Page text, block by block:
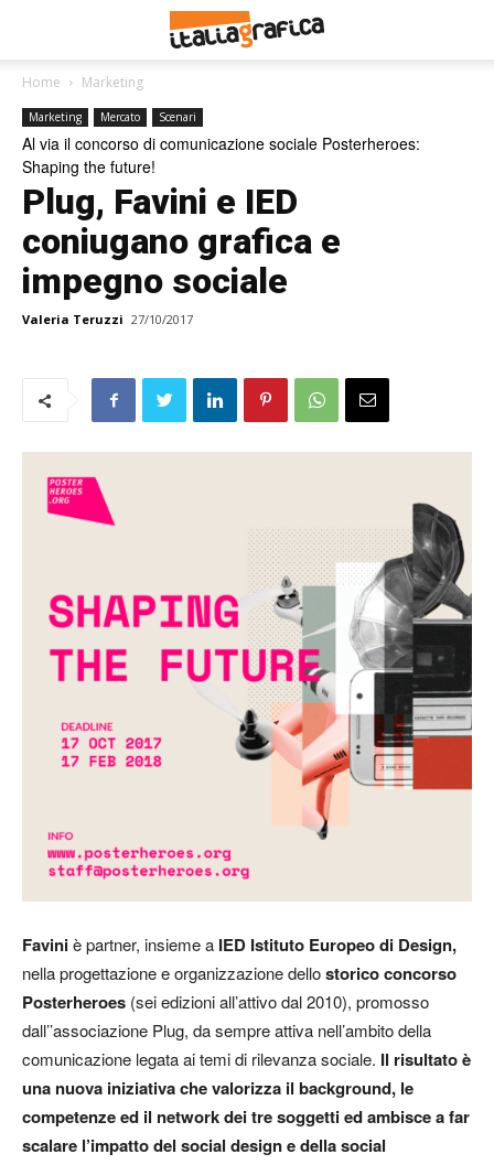
Home Marketing
Marketing Mercato Scenari
Al via il concorso di comunicazione sociale Posterheroes:
Shaping the future!
Plug, Favini e IED
coniugano grafica e
impegno sociale
Valeria Teruzzi 27/10/2017
Faviniè partner, insieme a IED Istituto Europeo di Design,
nella progettazione e organizzazione dellostorico concorso
Posterheroes (sei edizioni all’attivo dal 2010), promosso
dall’’associazione Plug, da sempre attiva nell’ambito della
comunicazione legata ai temi di rilevanza sociale. Il risultato è
una nuova iniziativa che valorizza il background, le
competenze ed il network dei tre soggetti ed ambisce a far
scalare l’impatto del social design e della social